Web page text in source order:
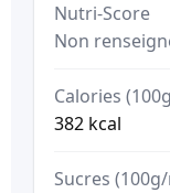
Nutri-Score
Non
Calories
382 kcal
Sucres